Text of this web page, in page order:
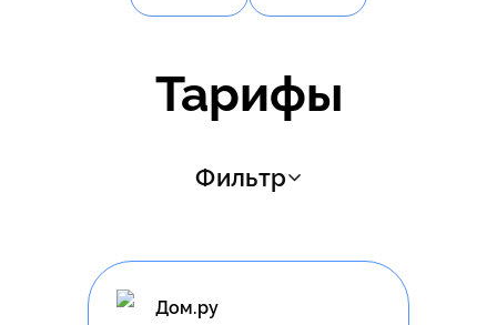
Тарифы
Фильтр
Дом.ру